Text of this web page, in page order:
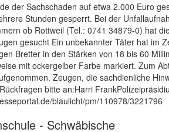
der Sachschaden auf etwa 2.000 Euro
Stunden gesperrt. Bei der
ob Rottweil (Tel.: 0741 34879-0) hat
gesucht Ein unbekannter Täter hat im
Bretter in den Stärken von 18 bis 60
mit ockergelber Farbe markiert. Zum
Zeugen, die sachdienliche
bitte an:Harri
blaulicht/pm/110978/3221796
- Schwäbische